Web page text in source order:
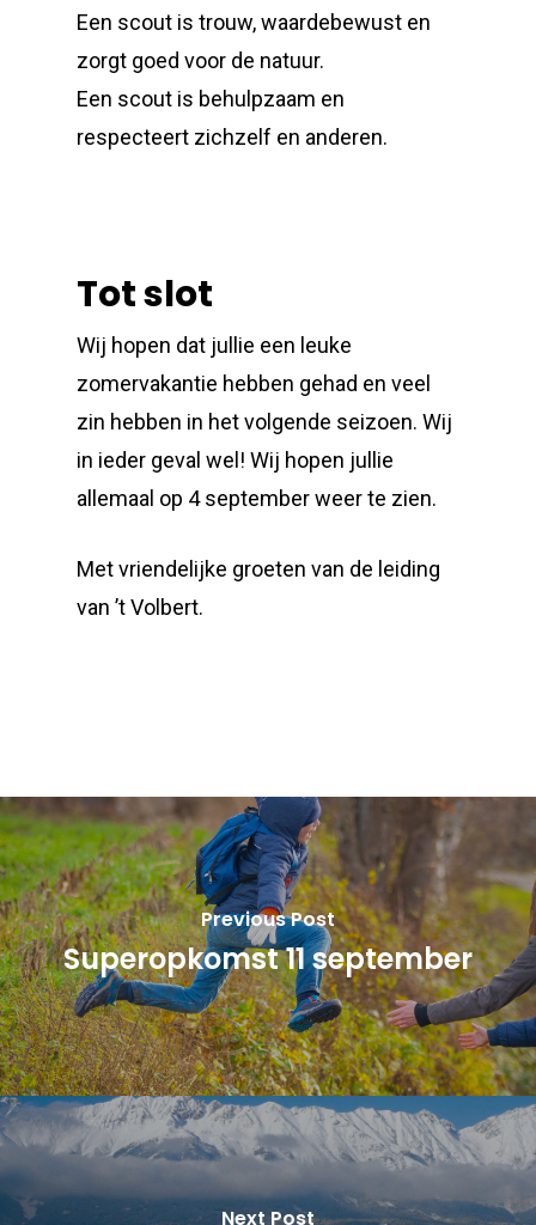
Een scout is trouw, waardebewust en
zorgt goed voor de natuur.
Een scout is behulpzaam en
respecteert zichzelf en anderen.
Tot slot
Wij hopen dat jullie een leuke
zomervakantie hebben gehad en veel
zin hebben in het volgende seizoen. Wij
in ieder geval wel! Wij hopen jullie
allemaal op 4 september weer te zien.
Met vriendelijke groeten van de leiding
van ’t Volbert.
Previous Post
Superopkomst 11 september
Next Post